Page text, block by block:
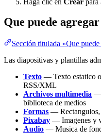
Que puede agregar
Sección titulada «Que puede
Las diapositivas y plantillas
Texto — Texto estatico
RSS/XML
Archivos multimedia —
biblioteca de medios
Formas — Rectangulos,
Pixabay — Imagenes y
Audio — Musica de